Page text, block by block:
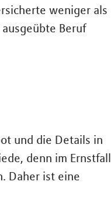
weniger als
Beruf
und die Details in
denn im Ernstfall
Daher ist eine